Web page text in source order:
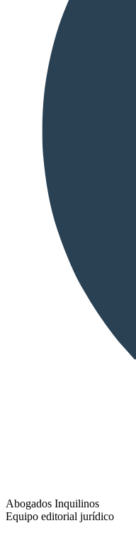
Abogados Inquilinos
Equipo editorial jurídico